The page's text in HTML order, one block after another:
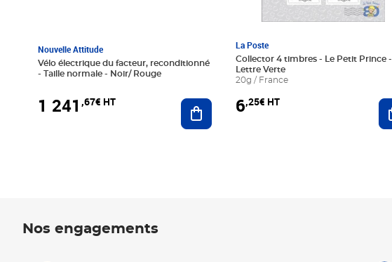
Nouvelle Attitude
Vélo électrique du facteur, reconditionné
- Taille normale - Noir/ Rouge
1 241 ,67€ HT Ajouter au panier
La Poste
Collector 4 timbres - Le Petit Prince -
Lettre Verte
20g / France
6,25€ HT
Nos engagements